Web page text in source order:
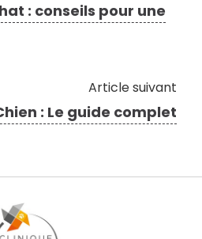
: conseils pour une
Article suivant
: Le guide complet